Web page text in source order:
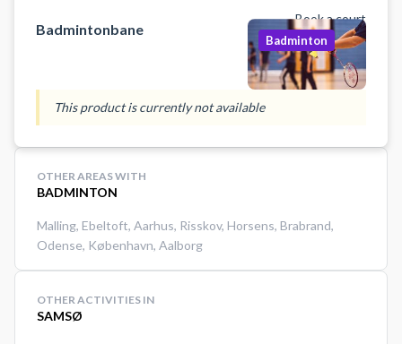
Book a court
Badmintonbane
Badminton
This product is currently not available
OTHER AREAS WITH
BADMINTON
Malling, Ebeltoft, Aarhus, Risskov, Horsens, Brabrand,
Odense, København, Aalborg
OTHER ACTIVITIES IN
SAMSØ